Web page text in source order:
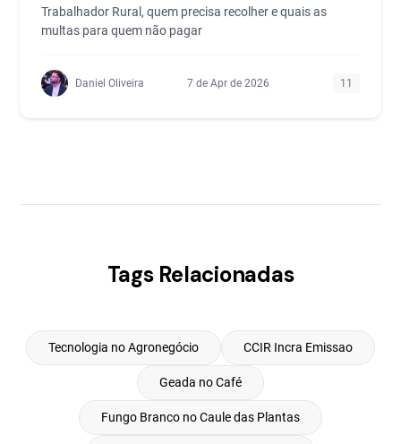
Trabalhador Rural, quem precisa recolher e quais as
multas para quem não pagar
Daniel Oliveira 7 de Apr de 2026 11
Tags Relacionadas
Tecnologia no Agronegócio CCIR Incra Emissao
Geada no Café
Fungo Branco no Caule das Plantas